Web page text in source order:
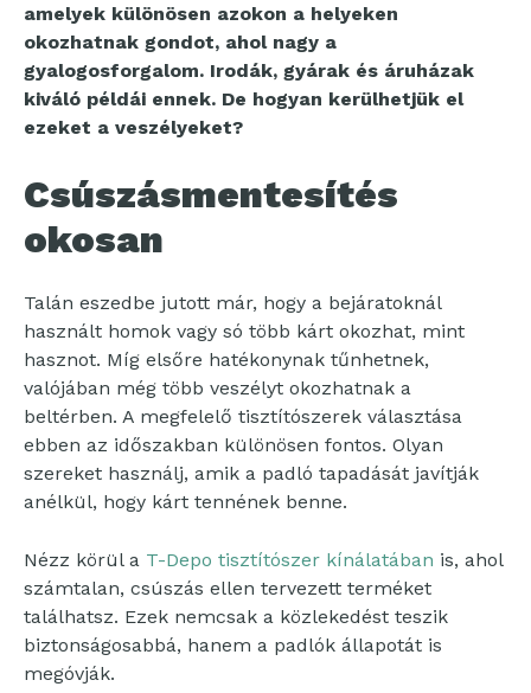
amelyek különösen azokon a helyeken
okozhatnak gondot, ahol nagy a
gyalogosforgalom. Irodák, gyárak és áruházak
kiváló példái ennek. De hogyan kerülhetjük el
ezeket a veszélyeket?
Csúszásmentesítés
okosan
Talán eszedbe jutott már, hogy a bejáratoknál
használt homok vagy só több kárt okozhat, mint
hasznot. Míg elsőre hatékonynak tűnhetnek,
valójában még több veszélyt okozhatnak a
beltérben. A megfelelő tisztítószerek választása
ebben az időszakban különösen fontos. Olyan
szereket használj, amik a padló tapadását javítják
anélkül, hogy kárt tennének benne.
Nézz körül a T-Depo tisztítószer kínálatában is, ahol
számtalan, csúszás ellen tervezett terméket
találhatsz. Ezek nemcsak a közlekedést teszik
biztonságosabbá, hanem a padlók állapotát is
megóvják.